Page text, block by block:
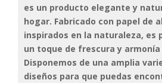
es un producto elegante y
hogar. Fabricado con papel de
inspirados en la naturaleza, es
un toque de frescura y
Disponemos de una amplia
diseños para que puedas